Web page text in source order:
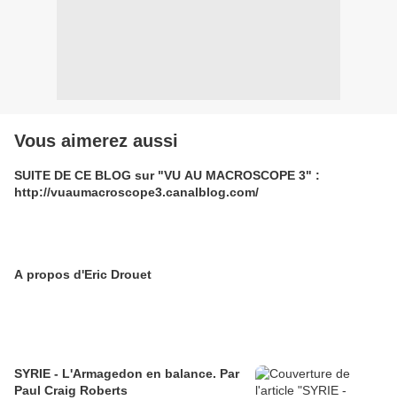
Vous aimerez aussi
SUITE DE CE BLOG sur "VU AU MACROSCOPE 3" :
http://vuaumacroscope3.canalblog.com/
A propos d'Eric Drouet
SYRIE - L'Armagedon en balance. Par
Paul Craig Roberts